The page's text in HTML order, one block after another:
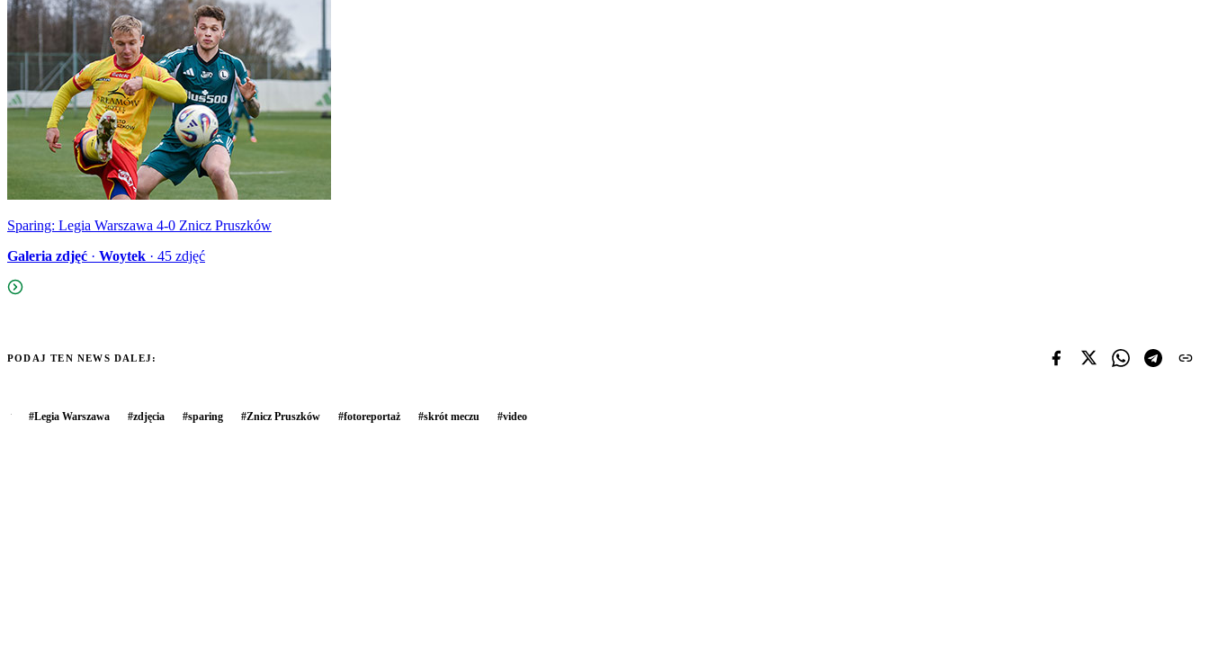
Sparing: Legia Warszawa 4-0 Znicz Pruszków
Galeria zdjęć · Woytek · 45 zdjęć
PODAJ TEN NEWS DALEJ:
#Legia Warszawa #zdjęcia #sparing #Znicz Pruszków #fotoreportaż #skrót meczu #video